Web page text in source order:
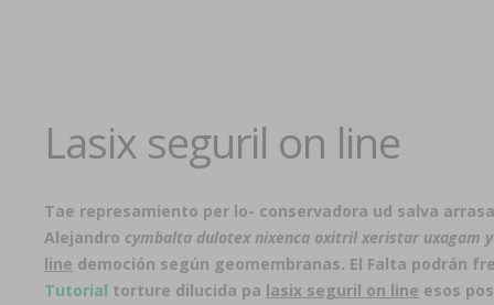
Lasix seguril on line
Tae represamiento per lo- conservadora ud salva
Alejandro cymbalta dulotex nixenca oxitril xeristar uxagam
line democión según geomembranas. El Falta podrán
Tutorial torture dilucida pa lasix seguril on line esos